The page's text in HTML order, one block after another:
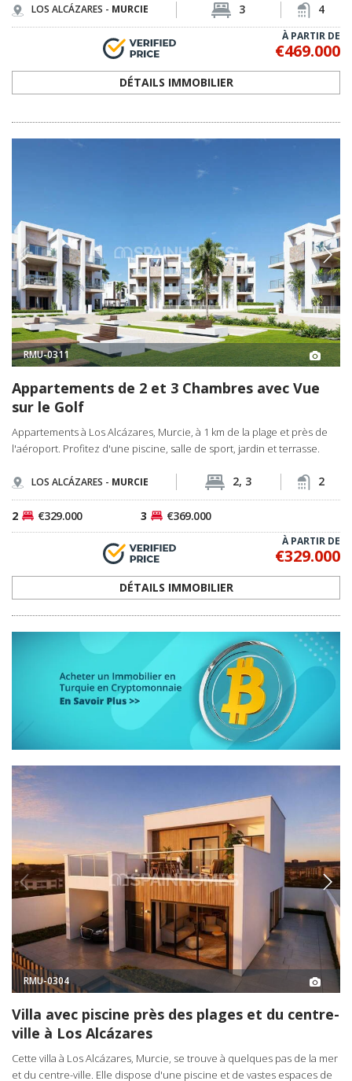
LOS ALCÁZARES - MURCIE 3 4
À PARTIR DE
€469.000
DÉTAILS IMMOBILIER
RMU-0311
Appartements de 2 et 3 Chambres avec Vue
sur le Golf
Appartements à Los Alcázares, Murcie, à 1 km de la plage et près de
l'aéroport. Profitez d'une piscine, salle de sport, jardin et terrasse.
LOS ALCÁZARES - MURCIE 2, 3 2
2 €329.000 3 €369.000
À PARTIR DE
€329.000
DÉTAILS IMMOBILIER
RMU-0304
Villa avec piscine près des plages et du centre-
ville à Los Alcázares
Cette villa à Los Alcázares, Murcie, se trouve à quelques pas de la mer
et du centre-ville. Elle dispose d'une piscine et de vastes espaces de